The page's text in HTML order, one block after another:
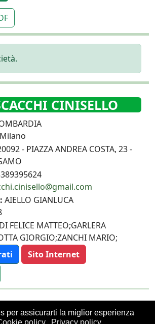
per assicurarti la miglior esperienza
CINISELLO
Milano
- PIAZZA ANDREA COSTA, 23 -
AIELLO GIANLUCA
DI FELICE MATTEO;GARLERA
GIORGIO;ZANCHI MARIO;
Sito Internet